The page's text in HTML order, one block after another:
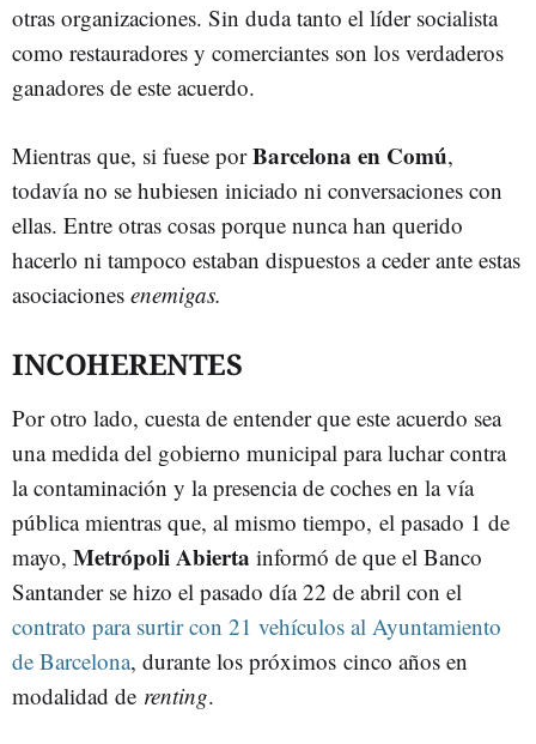
otras organizaciones. Sin duda tanto el líder socialista
como restauradores y comerciantes son los verdaderos
ganadores de este acuerdo.
Mientras que, si fuese porBarcelona en Comú,
todavía no se hubiesen iniciado ni conversaciones con
ellas. Entre otras cosas porque nunca han querido
hacerlo ni tampoco estaban dispuestos a ceder ante estas
asociaciones enemigas.
INCOHERENTES
Por otro lado, cuesta de entender que este acuerdo sea
una medida del gobierno municipal para luchar contra
la contaminación y la presencia de coches en la vía
pública mientras que, al mismo tiempo, el pasado 1 de
mayo, Metrópoli Abierta informó de que el Banco
Santander se hizo el pasado día 22 de abril con el
contrato para surtir con 21 vehículos al Ayuntamiento
de Barcelona, durante los próximos cinco años en
modalidad de renting.